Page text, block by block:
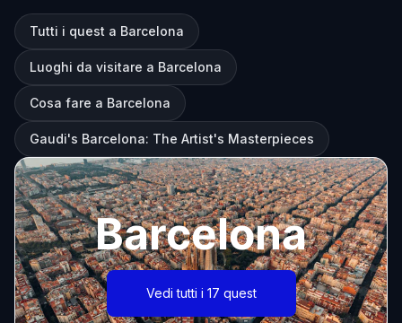
Tutti i quest a Barcelona
Luoghi da visitare a Barcelona
Cosa fare a Barcelona
Gaudi's Barcelona: The Artist's Masterpieces
Barcelona
Vedi tutti i 17 quest